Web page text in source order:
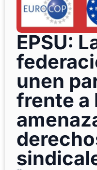
EPSU:
unen
frente a